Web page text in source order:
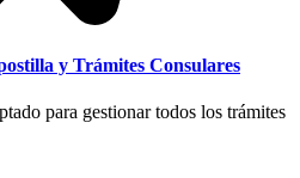
y Trámites Consulares
para gestionar todos los trámites